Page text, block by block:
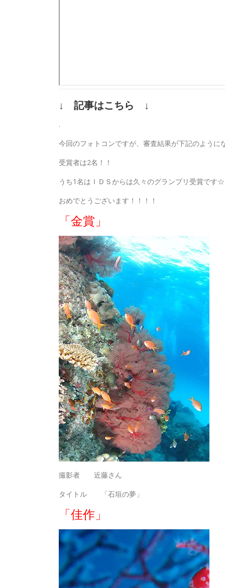
↓ 記事はこちら ↓
.
今回のフォトコンですが、審査結果が下記のように
受賞者は2名！！
うち1名はＩＤＳからは久々のグランプリ受賞です☆
おめでとうございます！！！！
「金賞」
撮影者 近藤さん
タイトル 「石垣の夢」
「佳作」